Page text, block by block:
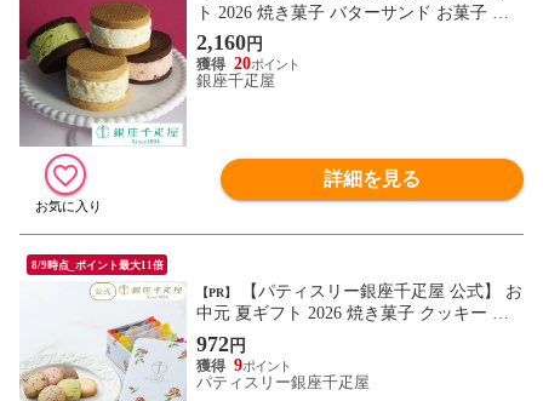
ト 2026 焼き菓子 バターサンド お菓子 ス
イーツ ギフト 千疋屋 プレミアムバターサ
ンド4個
2,160円
20
銀座千疋屋
詳細を見る
8/9時点_ポイント最大11倍
【PR】
中元 夏ギフト 2026 焼き菓子 クッキー お
菓子 スイーツ 贈り物 ギフト 千疋屋 缶入
り銀座クッキー
972円
9
パティスリー銀座千疋屋